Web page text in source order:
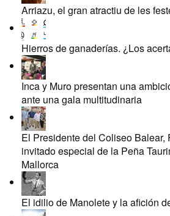
Arriazu, el gran atractiu de les
Hierros de ganaderías. ¿Los
Inca y Muro presentan una
ante una gala multitudinaria
El Presidente del Coliseo Balear,
invitado especial de la Peña
Mallorca
El idilio de Manolete y la afición